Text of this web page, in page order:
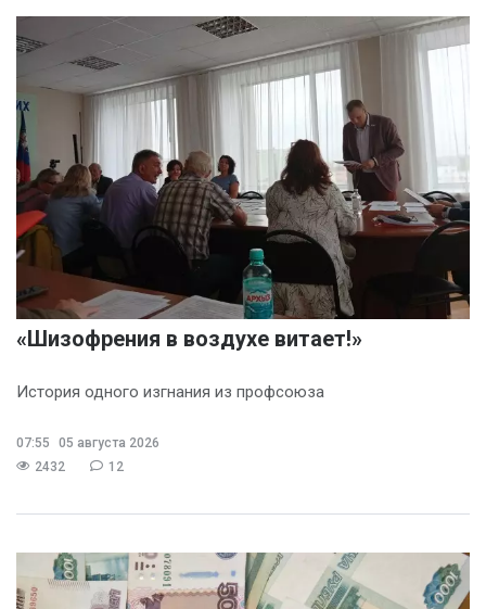
«Шизофрения в воздухе витает!»
История одного изгнания из профсоюза
07:55
05 августа 2026
2432
12